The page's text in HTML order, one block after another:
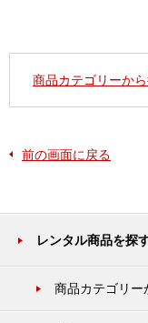
商品カテゴリーか
前の画面に戻る
レンタル商品を探
商品カテゴリー